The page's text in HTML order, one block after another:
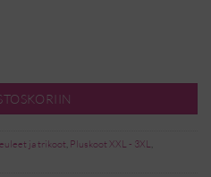
ja trikoot, Pluskoot XXL - 3XL,